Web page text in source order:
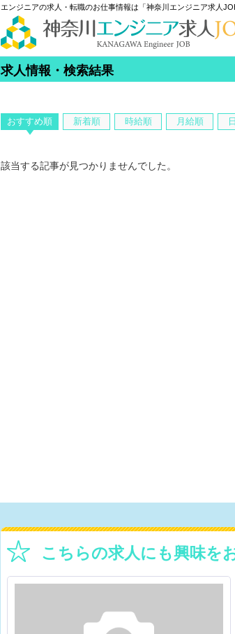
エンジニアの求人・転職のお仕事情報は「神奈川エンジニア求人
求人情報・検索結果
おすすめ順 新着順 時給順 月給順
該当する記事が見つかりませんでした。
こちらの求人にも興味を